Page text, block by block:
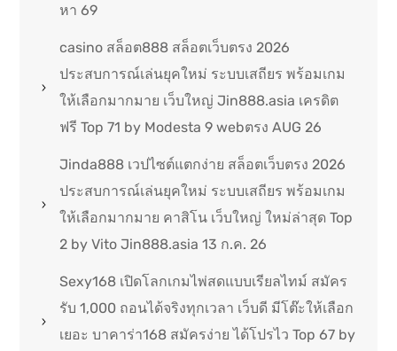
หา 69
casino สล็อต888 สล็อตเว็บตรง 2026
ประสบการณ์เล่นยุคใหม่ ระบบเสถียร พร้อมเกม
ให้เลือกมากมาย เว็บใหญ่ Jin888.asia เครดิต
ฟรี Top 71 by Modesta 9 webตรง AUG 26
Jinda888 เวปไซต์แตกง่าย สล็อตเว็บตรง 2026
ประสบการณ์เล่นยุคใหม่ ระบบเสถียร พร้อมเกม
ให้เลือกมากมาย คาสิโน เว็บใหญ่ ใหม่ล่าสุด Top
2 by Vito Jin888.asia 13 ก.ค. 26
Sexy168 เปิดโลกเกมไพ่สดแบบเรียลไทม์ สมัคร
รับ 1,000 ถอนได้จริงทุกเวลา เว็บดี มีโต๊ะให้เลือก
เยอะ บาคาร่า168 สมัครง่าย ได้โปรไว Top 67 by